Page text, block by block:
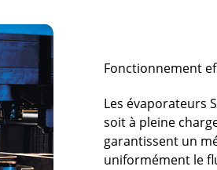
Fonctionnement
Les évaporateurs
soit à pleine
garantissent un
uniformément le